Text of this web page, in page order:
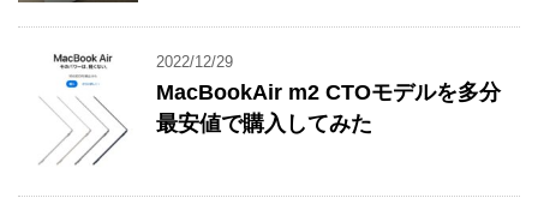
2022/12/29
MacBookAir m2 CTOモデルを多分
最安値で購入してみた